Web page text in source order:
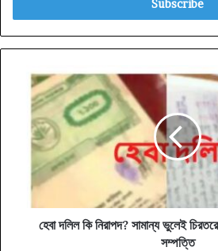
নিরাপদ?
সামান্য
চিরতরে
হেবা দলিল কি নিরাপদ? সামান্য ভুলেই
সম্পত্তি